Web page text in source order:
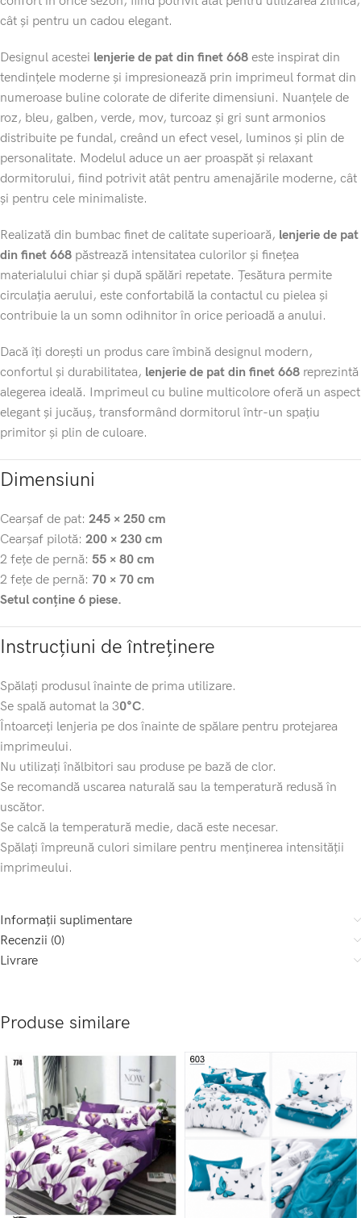
cât și pentru un cadou elegant.
Designul acestei lenjerie de pat din finet 668 este inspirat din
tendințele moderne și impresionează prin imprimeul format din
numeroase buline colorate de diferite dimensiuni. Nuanțele de
roz, bleu, galben, verde, mov, turcoaz și gri sunt armonios
distribuite pe fundal, creând un efect vesel, luminos și plin de
personalitate. Modelul aduce un aer proaspăt și relaxant
dormitorului, fiind potrivit atât pentru amenajările moderne, cât
și pentru cele minimaliste.
Realizată din bumbac finet de calitate superioară, lenjerie de pat
din finet 668 păstrează intensitatea culorilor și finețea
materialului chiar și după spălări repetate. Țesătura permite
circulația aerului, este confortabilă la contactul cu pielea și
contribuie la un somn odihnitor în orice perioadă a anului.
Dacă îți dorești un produs care îmbină designul modern,
confortul și durabilitatea, lenjerie de pat din finet 668 reprezintă
alegerea ideală. Imprimeul cu buline multicolore oferă un aspect
elegant și jucăuș, transformând dormitorul într-un spațiu
primitor și plin de culoare.
Dimensiuni
Cearșaf de pat: 245 × 250 cm
Cearșaf pilotă: 200 × 230 cm
2 fețe de pernă: 55 × 80 cm
2 fețe de pernă: 70 × 70 cm
Setul conține 6 piese.
Instrucțiuni de întreținere
Spălați produsul înainte de prima utilizare.
Se spală automat la 30°C.
Întoarceți lenjeria pe dos înainte de spălare pentru protejarea
imprimeului.
Nu utilizați înălbitori sau produse pe bază de clor.
Se recomandă uscarea naturală sau la temperatură redusă în
uscător.
Se calcă la temperatură medie, dacă este necesar.
Spălați împreună culori similare pentru menținerea intensității
imprimeului.
Informații suplimentare
Recenzii (0)
Livrare
Produse similare